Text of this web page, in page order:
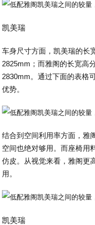
凯美瑞
车身尺寸方面，凯美瑞的长
2825mm；而雅阁的长宽高
2830mm。通过下面的表格
优势。
结合到空间利用率方面，雅
空间也绝对够用。而座椅用
仿皮。从视觉来看，雅阁更
用。
凯美瑞